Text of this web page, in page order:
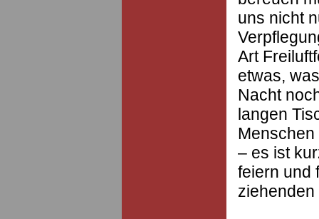
uns nicht
Art
etwas,
Nacht
langen
– es ist
feiern und